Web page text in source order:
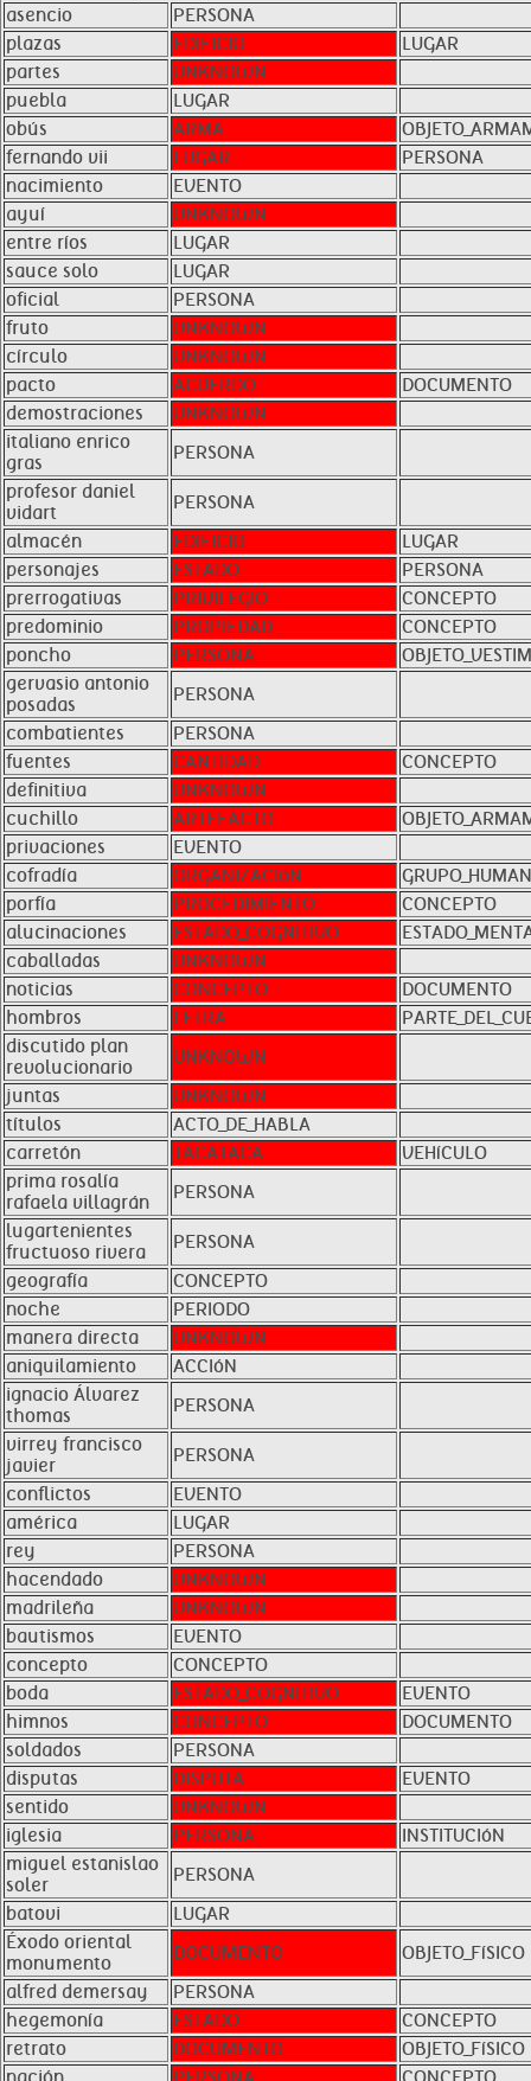
asencio
PERSONA
plazas
EDIFICIO
LUGAR
partes
UNKNOWN
puebla
LUGAR
obús
ARMA
fernando vii
LUGAR
PERSONA
nacimiento
EVENTO
ayuí
UNKNOWN
entre ríos
LUGAR
sauce solo
LUGAR
oficial
PERSONA
fruto
UNKNOWN
círculo
UNKNOWN
pacto
ACUERDO
DOCUMENTO
demostraciones
UNKNOWN
italiano enrico
gras
PERSONA
profesor daniel
vidart
PERSONA
almacén
EDIFICIO
LUGAR
personajes
ESTADO
PERSONA
prerrogativas
PRIVILEGIO
CONCEPTO
predominio
PROPIEDAD
CONCEPTO
poncho
PERSONA
gervasio antonio
posadas
PERSONA
combatientes
PERSONA
fuentes
CANTIDAD
CONCEPTO
definitiva
UNKNOWN
cuchillo
ARTEFACTO
privaciones
EVENTO
cofradía
ORGANIZACIóN
porfía
PROCEDIMIENTO
CONCEPTO
alucinaciones
ESTADO_COGNITIVO
caballadas
UNKNOWN
noticias
CONCEPTO
DOCUMENTO
hombros
LETRA
discutido plan
revolucionario
UNKNOWN
juntas
UNKNOWN
títulos
ACTO_DE_HABLA
carretón
TACATACA
VEHíCULO
prima rosalía
rafaela villagrán
PERSONA
lugartenientes
fructuoso rivera
PERSONA
geografía
CONCEPTO
noche
PERIODO
manera directa
UNKNOWN
aniquilamiento
ACCIóN
ignacio Álvarez
thomas
PERSONA
virrey francisco
javier
PERSONA
conflictos
EVENTO
américa
LUGAR
rey
PERSONA
hacendado
UNKNOWN
madrileña
UNKNOWN
bautismos
EVENTO
concepto
CONCEPTO
boda
ESTADO_COGNITIVO
EVENTO
himnos
CONCEPTO
DOCUMENTO
soldados
PERSONA
disputas
DISPUTA
EVENTO
sentido
UNKNOWN
iglesia
PERSONA
INSTITUCIóN
miguel estanislao
soler
PERSONA
batovi
LUGAR
Éxodo oriental
monumento
DOCUMENTO
OBJETO_FíSICO
alfred demersay
PERSONA
hegemonía
ESTADO
CONCEPTO
retrato
DOCUMENTO
OBJETO_FíSICO